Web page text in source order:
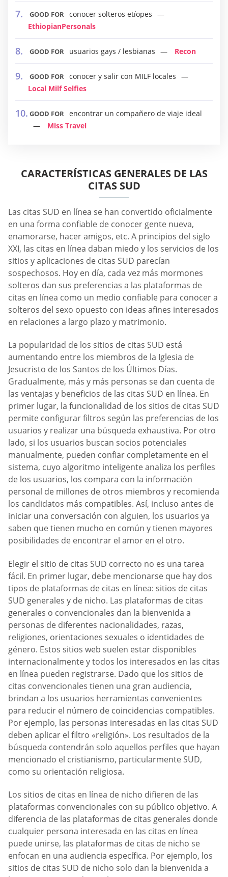
GOOD FOR conocer solteros etíopes
EthiopianPersonals
GOOD FOR usuarios gays / lesbianas Recon
GOOD FOR conocer y salir con MILF locales
Local Milf Selfies
GOOD FOR encontrar un compañero de viaje ideal
Miss Travel
CARACTERÍSTICAS GENERALES DE LAS
CITAS SUD
Las citas SUD en línea se han convertido oficialmente
en una forma confiable de conocer gente nueva,
enamorarse, hacer amigos, etc. A principios del siglo
XXI, las citas en línea daban miedo y los servicios de los
sitios y aplicaciones de citas SUD parecían
sospechosos. Hoy en día, cada vez más mormones
solteros dan sus preferencias a las plataformas de
citas en línea como un medio confiable para conocer a
solteros del sexo opuesto con ideas afines interesados
en relaciones a largo plazo y matrimonio.
La popularidad de los sitios de citas SUD está
aumentando entre los miembros de la Iglesia de
Jesucristo de los Santos de los Últimos Días.
Gradualmente, más y más personas se dan cuenta de
las ventajas y beneficios de las citas SUD en línea. En
primer lugar, la funcionalidad de los sitios de citas SUD
permite configurar filtros según las preferencias de los
usuarios y realizar una búsqueda exhaustiva. Por otro
lado, si los usuarios buscan socios potenciales
manualmente, pueden confiar completamente en el
sistema, cuyo algoritmo inteligente analiza los perfiles
de los usuarios, los compara con la información
personal de millones de otros miembros y recomienda
los candidatos más compatibles. Así, incluso antes de
iniciar una conversación con alguien, los usuarios ya
saben que tienen mucho en común y tienen mayores
posibilidades de encontrar el amor en el otro.
Elegir el sitio de citas SUD correcto no es una tarea
fácil. En primer lugar, debe mencionarse que hay dos
tipos de plataformas de citas en línea: sitios de citas
SUD generales y de nicho. Las plataformas de citas
generales o convencionales dan la bienvenida a
personas de diferentes nacionalidades, razas,
religiones, orientaciones sexuales o identidades de
género. Estos sitios web suelen estar disponibles
internacionalmente y todos los interesados en las citas
en línea pueden registrarse. Dado que los sitios de
citas convencionales tienen una gran audiencia,
brindan a los usuarios herramientas convenientes
para reducir el número de coincidencias compatibles.
Por ejemplo, las personas interesadas en las citas SUD
deben aplicar el filtro «religión». Los resultados de la
búsqueda contendrán solo aquellos perfiles que hayan
mencionado el cristianismo, particularmente SUD,
como su orientación religiosa.
Los sitios de citas en línea de nicho difieren de las
plataformas convencionales con su público objetivo. A
diferencia de las plataformas de citas generales donde
cualquier persona interesada en las citas en línea
puede unirse, las plataformas de citas de nicho se
enfocan en una audiencia específica. Por ejemplo, los
sitios de citas SUD de nicho solo dan la bienvenida a